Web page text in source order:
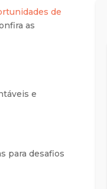
de
as
e
para desafios